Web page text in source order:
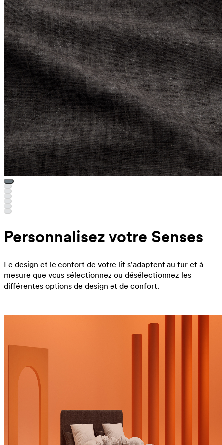
Personnalisez votre Senses
Le design et le confort de votre lit s'adaptent au fur et à
mesure que vous sélectionnez ou désélectionnez les
différentes options de design et de confort.